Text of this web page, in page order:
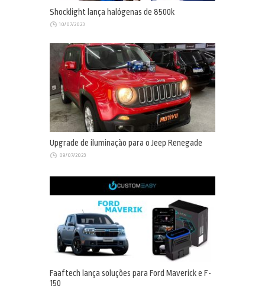
Shocklight lança halógenas de 8500k
10/07/2023
Upgrade de iluminação para o Jeep Renegade
09/07/2023
Faaftech lança soluções para Ford Maverick e F-
150